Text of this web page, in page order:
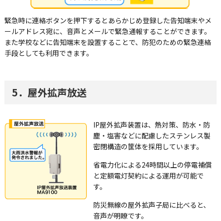
緊急時に連絡ボタンを押下するとあらかじめ登録した告知端末やメ
ールアドレス宛に、音声とメールで緊急通報することができます。
また学校などに告知端末を設置することで、防犯のための緊急連絡
手段としても利用できます。
5．屋外拡声放送
IP屋外拡声装置は、熱対策、防水・防
塵・塩害などに配慮したステンレス製
密閉構造の筐体を採用しています。
省電力化による24時間以上の停電補償
と定額電灯契約による運用が可能で
す。
防災無線の屋外拡声子局に比べると、
音声が明瞭です。